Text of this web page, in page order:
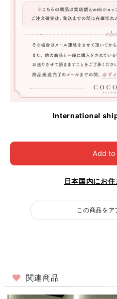
International
Add to
日本国内にお
この商品をア
関連商品